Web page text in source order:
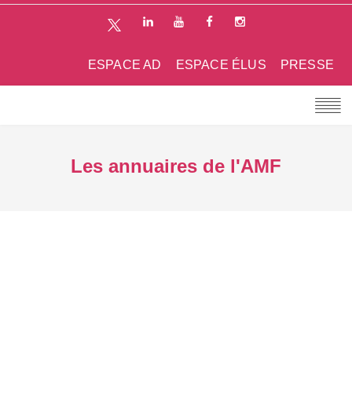
PRESSE
ESPACE ÉLUS
ESPACE AD
Les annuaires de l'AMF